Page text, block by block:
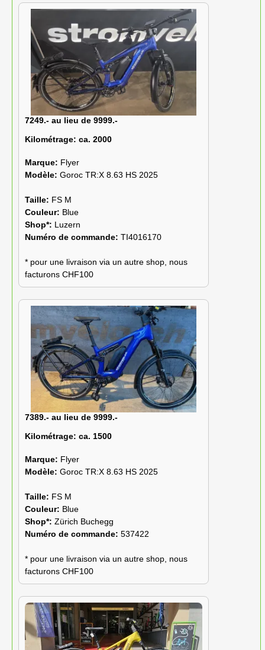
7249.- au lieu de 9999.-
Kilométrage: ca. 2000
Marque: Flyer
Modèle: Goroc TR:X 8.63 HS 2025
Taille: FS M
Couleur: Blue
Shop*: Luzern
Numéro de commande: TI4016170
* pour une livraison via un autre shop, nous
facturons CHF100
7389.- au lieu de 9999.-
Kilométrage: ca. 1500
Marque: Flyer
Modèle: Goroc TR:X 8.63 HS 2025
Taille: FS M
Couleur: Blue
Shop*: Zürich Buchegg
Numéro de commande: 537422
* pour une livraison via un autre shop, nous
facturons CHF100